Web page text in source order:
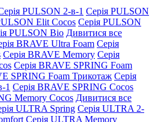
PULSON 2-в-1 Серія PULSON
Elit Cocos Серія PULSON
PULSON Bio Дивитися все
BRAVE Ultra Foam Серія
Серія BRAVE Memory Серія
Серія BRAVE SPRING Foam
SPRING Foam Трикотаж Серія
1 Серія BRAVE SPRING Cocos
Memory Cocos Дивитися все
ULTRA Spring Серія ULTRA 2-
Серія ULTRA Memory